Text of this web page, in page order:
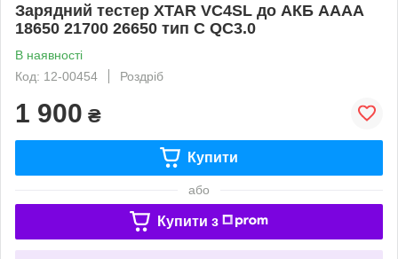
Зарядний тестер XTAR VC4SL до АКБ АААА
18650 21700 26650 тип C QC3.0
В наявності
Код: 12-00454
Роздріб
1 900 ₴
Купити
або
Купити з